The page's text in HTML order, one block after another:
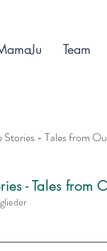
Stories - Tales from
- Tales from
Team